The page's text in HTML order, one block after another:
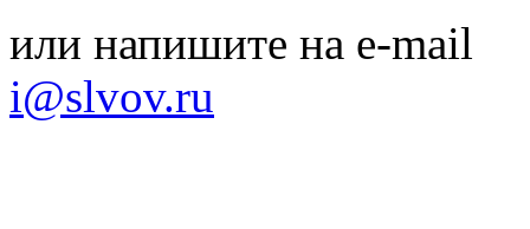
или напишите на e-mail
i@slvov.ru